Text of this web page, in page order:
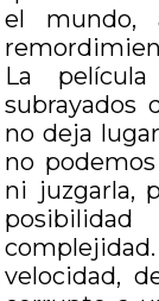
el mundo,
La
subrayados
no deja
no
ni juzgarla,
velocidad,